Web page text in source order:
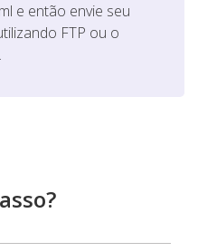
e então envie seu
FTP ou o